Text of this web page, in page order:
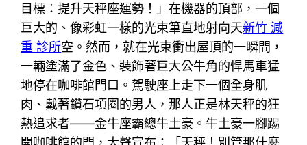
目標：提升天秤座運勢！」在機器的頂部，一個
巨大的、像彩虹一樣的光束筆直地射向天新竹 減
重 診所空。然而，就在光束衝出屋頂的一瞬間，
一輛塗滿了金色、裝飾著巨大公牛角的悍馬車猛
地停在咖啡館門口。駕駛座上走下一個全身肌
肉、戴著鑽石項圈的男人，那人正是林天秤的狂
熱追求者——金牛座霸總牛土豪。牛土豪一腳踢